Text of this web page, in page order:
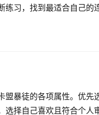
习，找到最适合自己的
盟暴徒的各项属性。优
选择自己喜欢且符合个人